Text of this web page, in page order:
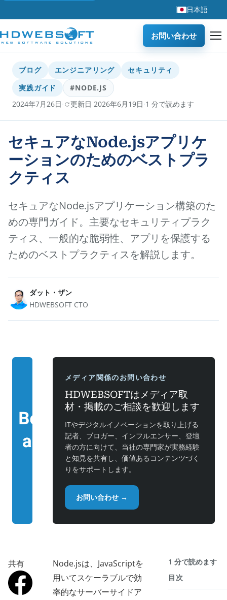
日本語
お問い合わせ
ブログ エンジニアリング
セキュリティ
実践ガイド
#NODE.JS
2024年7月26日· 更新日 2026年6月19日·1 分で読めます
セキュアなNode.jsアプリケ
ーションのためのベストプラ
クティス
セキュアなNode.jsアプリケーション構築のた
めの専門ガイド。主要なセキュリティプラク
ティス、一般的な脆弱性、アプリを保護する
ためのベストプラクティスを解説します。
ダット・ザン
HDWEBSOFT CTO
メディア関係のお問い合わせ
HDWEBSOFTはメディア取
材・掲載のご相談を歓迎します
ITやデジタルイノベーションを取り上げる
記者、ブロガー、インフルエンサー、登壇
者の方に向けて、当社の専門家が実務経験
と知見を共有し、価値あるコンテンツづく
りをサポートします。
お問い合わせ →
共有
Node.jsは、JavaScriptを
用いてスケーラブルで効
率的なサーバーサイドア
1 分で読めます
目次